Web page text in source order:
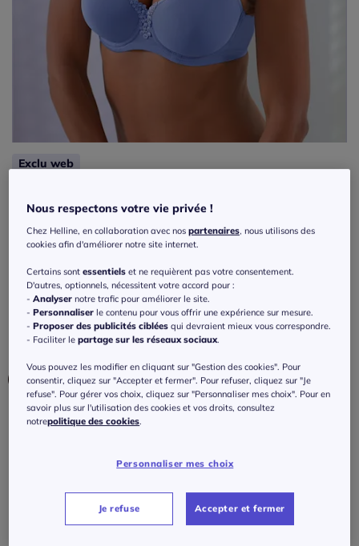
Exclu web
bon. b, c, d
Réf : 197.000.033 4.3
Couleur :bleu ciel
Choisir une couleur :
Nous respectons votre vie privée !
Chez Helline, en collaboration avec nospartenaires, nous utilisons des
cookies afin d'améliorer notre site internet.
Certains sontessentiels et ne requièrent pas votre consentement.
D'autres, optionnels, nécessitent votre accord pour :
-Analyser notre trafic pour améliorer le site.
-Personnaliser le contenu pour vous offrir une expérience sur mesure.
-Proposer des publicités ciblées qui devraient mieux vous correspondre.
- Faciliter lepartage sur les réseaux sociaux.
Vous pouvez les modifier en cliquant sur "Gestion des cookies". Pour
consentir, cliquez sur "Accepter et fermer". Pour refuser, cliquez sur "Je
refuse". Pour gérer vos choix, cliquez sur "Personnaliser mes choix". Pour en
savoir plus sur l'utilisation des cookies et vos droits, consultez
notrepolitique des cookies.
Personnaliser mes choix
Je refuse Accepter et fermer